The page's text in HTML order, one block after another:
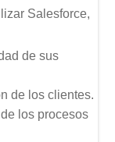
Salesforce,
de sus
de los clientes.
los procesos